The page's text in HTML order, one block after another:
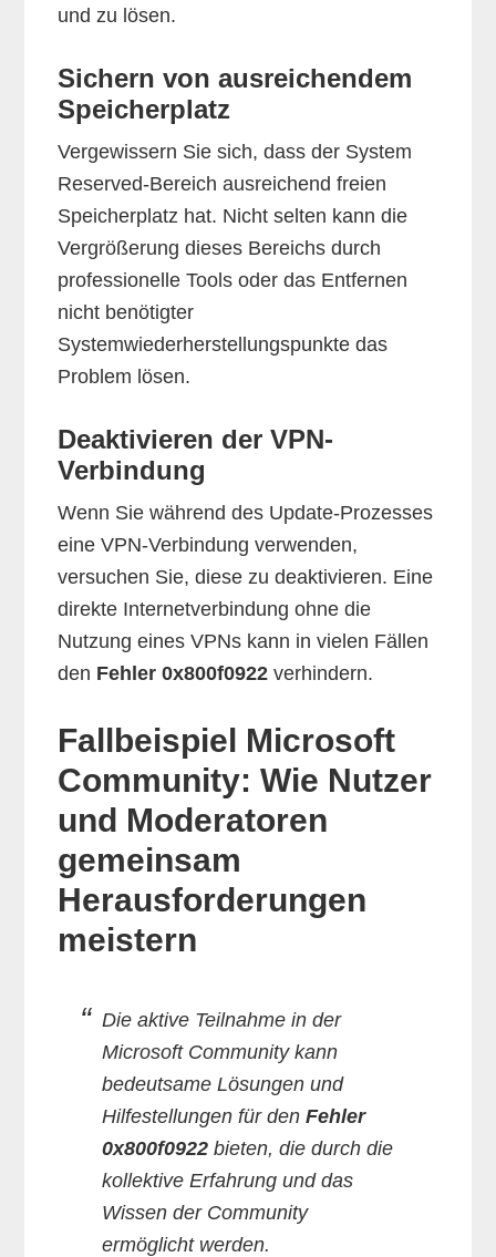
und zu lösen.
Sichern von ausreichendem
Speicherplatz
Vergewissern Sie sich, dass der System
Reserved-Bereich ausreichend freien
Speicherplatz hat. Nicht selten kann die
Vergrößerung dieses Bereichs durch
professionelle Tools oder das Entfernen
nicht benötigter
Systemwiederherstellungspunkte das
Problem lösen.
Deaktivieren der VPN-
Verbindung
Wenn Sie während des Update-Prozesses
eine VPN-Verbindung verwenden,
versuchen Sie, diese zu deaktivieren. Eine
direkte Internetverbindung ohne die
Nutzung eines VPNs kann in vielen Fällen
den Fehler 0x800f0922 verhindern.
Fallbeispiel Microsoft
Community: Wie Nutzer
und Moderatoren
gemeinsam
Herausforderungen
meistern
Die aktive Teilnahme in der
Microsoft Community kann
bedeutsame Lösungen und
Hilfestellungen für denFehler
0x800f0922 bieten, die durch die
kollektive Erfahrung und das
Wissen der Community
ermöglicht werden.